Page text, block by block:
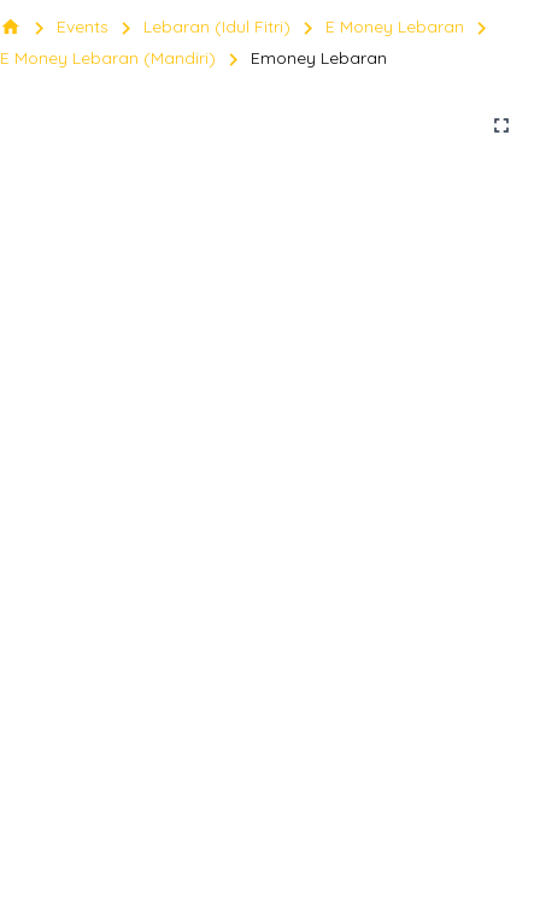
home chevron_right Events chevron_right Lebaran (Idul Fitri) chevron_right E Money Lebaran chevron_right
E Money Lebaran (Mandiri) chevron_right Emoney Lebaran
fullscreen